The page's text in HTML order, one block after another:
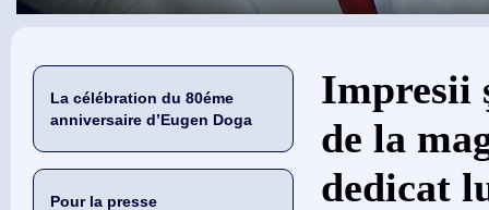
La célébration du 80éme
anniversaire d’Eugen Doga
Pour la presse
Vous êtes ici
Impresii
de la
dedicat